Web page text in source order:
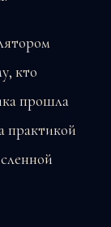
кто
прошла
практикой